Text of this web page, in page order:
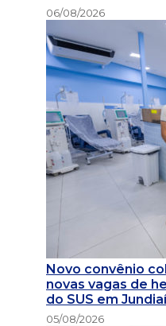
06/08/2026
Novo convênio
novas vagas de
do SUS em Jundiaí
05/08/2026